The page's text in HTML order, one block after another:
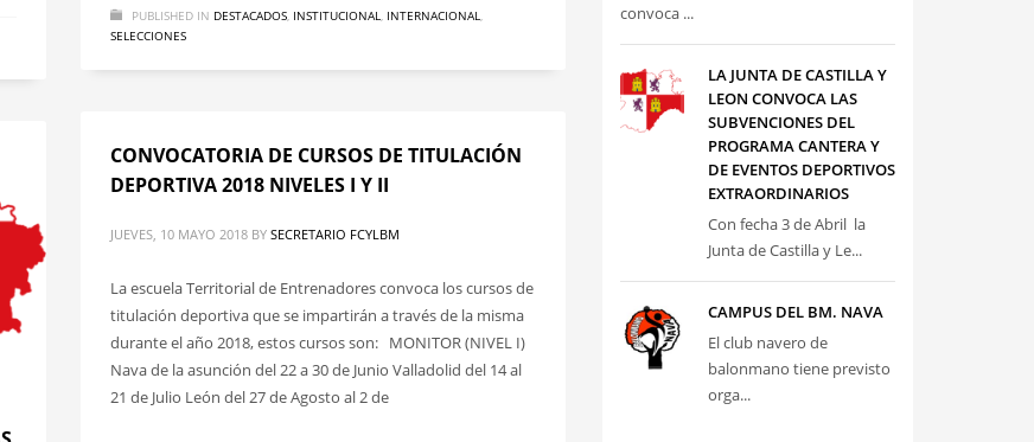
PUBLISHED IN DESTACADOS, INSTITUCIONAL, INTERNACIONAL,
SELECCIONES
CONVOCATORIA DE CURSOS DE TITULACIÓN
DEPORTIVA 2018 NIVELES I Y II
JUEVES, 10 MAYO 2018 BY SECRETARIO FCYLBM
La escuela Territorial de Entrenadores convoca los cursos de
titulación deportiva que se impartirán a través de la misma
durante el año 2018, estos cursos son: MONITOR (NIVEL I)
Nava de la asunción del 22 a 30 de Junio Valladolid del 14 al
21 de Julio León del 27 de Agosto al 2 de
convoca ...
LA JUNTA DE CASTILLA Y
LEON CONVOCA LAS
SUBVENCIONES DEL
PROGRAMA CANTERA Y
DE EVENTOS DEPORTIVOS
EXTRAORDINARIOS
Con fecha 3 de Abril la
Junta de Castilla y Le...
CAMPUS DEL BM. NAVA
El club navero de
balonmano tiene previsto
orga...